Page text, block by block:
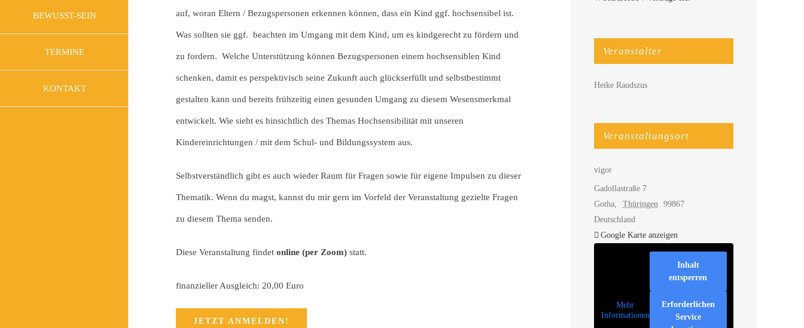
BEWUSST-SEIN
TERMINE
KONTAKT
auf, woran Eltern / Bezugspersonen erkennen können, dass ein Kind ggf. hochsensibel ist.
Was sollten sie ggf. beachten im Umgang mit dem Kind, um es kindgerecht zu fördern und
zu fordern. Welche Unterstützung können Bezugspersonen einem hochsensiblen Kind
schenken, damit es perspektivisch seine Zukunft auch glückserfüllt und selbstbestimmt
gestalten kann und bereits frühzeitig einen gesunden Umgang zu diesem Wesensmerkmal
entwickelt. Wie sieht es hinsichtlich des Themas Hochsensibilität mit unseren
Kindereinrichtungen / mit dem Schul- und Bildungssystem aus.
Selbstverständlich gibt es auch wieder Raum für Fragen sowie für eigene Impulsen zu dieser
Thematik. Wenn du magst, kannst du mir gern im Vorfeld der Veranstaltung gezielte Fragen
zu diesem Thema senden.
Diese Veranstaltung findet online (per Zoom) statt.
finanzieller Ausgleich: 20,00 Euro
JETZT ANMELDEN!
Veranstalter
Heike Raudszus
Veranstaltungsort
vigor
Gadollastraße 7
Gotha
Thüringen
99867
Deutschland
Google Karte anzeigen
Mehr
Informationen
Inhalt
entsperren
Erforderlichen
Service